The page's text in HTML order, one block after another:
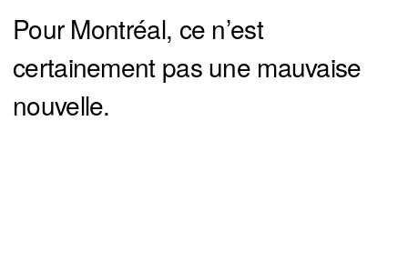
Pour Montréal, ce n’est
certainement pas une mauvaise
nouvelle.